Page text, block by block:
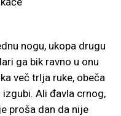
nogu, ukopa drugu
ga bik ravno u onu
več trlja ruke, obeča
Ali đavla crnog,
proša dan da nije